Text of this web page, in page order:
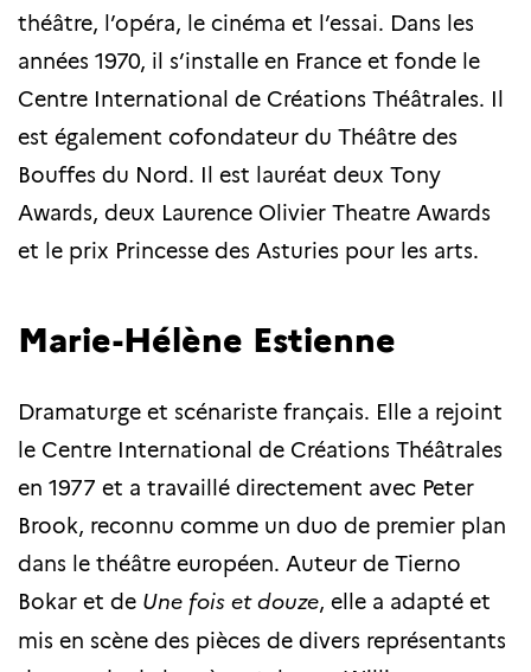
théâtre, l’opéra, le cinéma et l’essai. Dans les
années 1970, il s’installe en France et fonde le
Centre International de Créations Théâtrales. Il
est également cofondateur du Théâtre des
Bouffes du Nord. Il est lauréat deux Tony
Awards, deux Laurence Olivier Theatre Awards
et le prix Princesse des Asturies pour les arts.
Marie-Hélène Estienne
Dramaturge et scénariste français. Elle a rejoint
le Centre International de Créations Théâtrales
en 1977 et a travaillé directement avec Peter
Brook, reconnu comme un duo de premier plan
dans le théâtre européen. Auteur de Tierno
Bokar et de Une fois et douze, elle a adapté et
mis en scène des pièces de divers représentants